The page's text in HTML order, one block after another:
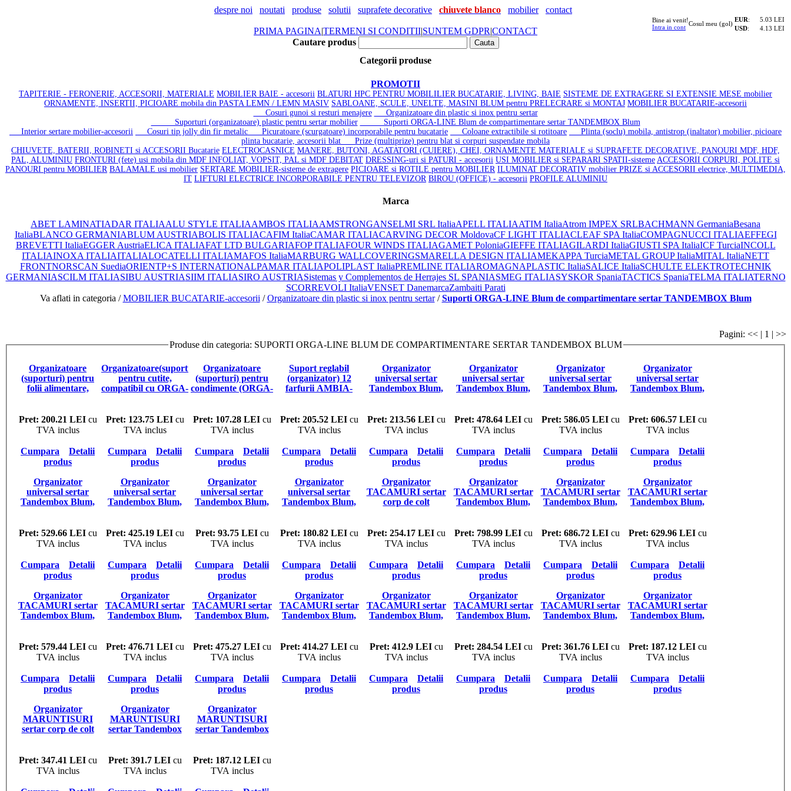
despre noi noutati produse solutii suprafete decorative chiuvete blanco mobilier contact
Bine ai venit!
Intra in cont Cosul meu (gol)
EUR:
5.03 LEI
USD: 4.13 LEI
PRIMA PAGINA|TERMENI SI CONDITII|SUNTEM GDPR|CONTACT
Cautare produs
Categorii produse
PROMOTII
TAPITERIE - FERONERIE, ACCESORII, MATERIALE MOBILIER BAIE - accesorii BLATURI HPC PENTRU MOBILILIER BUCATARIE, LIVING, BAIE SISTEME DE EXTRAGERE SI EXTENSIE MESE mobilier
ORNAMENTE, INSERTII, PICIOARE mobila din PASTA LEMN / LEMN MASIV SABLOANE, SCULE, UNELTE, MASINI BLUM pentru PRELECRARE si MONTAJ MOBILIER BUCATARIE-accesorii
Cosuri gunoi si resturi menajere
Organizatoare din plastic si inox pentru sertar
Suporturi (organizatoare) plastic pentru sertar mobilier
Suporti ORGA-LINE Blum de compartimentare sertar TANDEMBOX Blum
Interior sertare mobilier-accesorii
Cosuri tip jolly din fir metalic Picuratoare (scurgatoare) incorporabile pentru bucatarie Coloane extractibile si rotitoare
Plinta (soclu) mobila, antistrop (inaltator) mobilier, picioare
plinta bucatarie, accesorii blat
Prize (multiprize) pentru blat si corpuri suspendate mobila
CHIUVETE, BATERII, ROBINETI si ACCESORII Bucatarie ELECTROCASNICE MANERE, BUTONI, AGATATORI (CUIERE), CHEI, ORNAMENTE MATERIALE si SUPRAFETE DECORATIVE, PANOURI MDF, HDF,
PAL, ALUMINIU FRONTURI (fete) usi mobila din MDF INFOLIAT, VOPSIT, PAL si MDF DEBITAT DRESSING-uri si PATURI - accesorii USI MOBILIER si SEPARARI SPATII-sisteme ACCESORII CORPURI, POLITE si
PANOURI pentru MOBILIER BALAMALE usi mobilier SERTARE MOBILIER-sisteme de extragere PICIOARE si ROTILE pentru MOBILIER ILUMINAT DECORATIV mobilier PRIZE si ACCESORII electrice, MULTIMEDIA,
IT LIFTURI ELECTRICE INCORPORABILE PENTRU TELEVIZOR BIROU (OFFICE) - accesorii PROFILE ALUMINIU
Marca
ABET LAMINATIADAR ITALIAALU STYLE ITALIAAMBOS ITALIAAMSTRONGANSELMI SRL ItaliaAPELL ITALIAATIM ItaliaAtrom IMPEX SRLBACHMANN GermaniaBesana
ItaliaBLANCO GERMANIABLUM AUSTRIABOLIS ITALIACAFIM ItaliaCAMAR ITALIACARVING DECOR MoldovaCF LIGHT ITALIACLEAF SPA ItaliaCOMPAGNUCCI ITALIAEFFEGI
BREVETTI ItaliaEGGER AustriaELICA ITALIAFAT LTD BULGARIAFOP ITALIAFOUR WINDS ITALIAGAMET PoloniaGIEFFE ITALIAGILARDI ItaliaGIUSTI SPA ItaliaICF TurciaINCOLL
ITALIAINOXA ITALIAITALIALOCATELLI ITALIAMAFOS ItaliaMARBURG WALLCOVERINGSMARELLA DESIGN ITALIAMEKAPPA TurciaMETAL GROUP ItaliaMITAL ItaliaNETT
FRONTNORSCAN SuediaORIENTP+S INTERNATIONALPAMAR ITALIAPOLIPLAST ItaliaPREMLINE ITALIAROMAGNAPLASTIC ItaliaSALICE ItaliaSCHULTE ELEKTROTECHNIK
GERMANIASCILM ITALIASIBU AUSTRIASIIM ITALIASIRO AUSTRIASistemas y Complementos de Herrajes SL SPANIASMEG ITALIASYSKOR SpaniaTACTICS SpaniaTELMA ITALIATERNO
SCORREVOLI ItaliaVENSET DanemarcaZambaiti Parati
Va aflati in categoria /MOBILIER BUCATARIE-accesorii /Organizatoare din plastic si inox pentru sertar/Suporti ORGA-LINE Blum de compartimentare sertar TANDEMBOX Blum
Pagini: << | 1 | >>
Produse din categoria: SUPORTI ORGA-LINE BLUM DE COMPARTIMENTARE SERTAR TANDEMBOX BLUM
Organizatoare
(suporturi) pentru
folii alimentare,
Pret: 200.21 LEIcu
TVA inclus
Cumpara
Detalii
produs
Organizatoare(suporturi)
pentru cutite,
compatibil cu ORGA-
Pret: 123.75 LEIcu
TVA inclus
Cumpara
Detalii
produs
Organizatoare
(suporturi) pentru
condimente (ORGA-
Pret: 107.28 LEIcu
TVA inclus
Cumpara
Detalii
produs
Suport reglabil
(organizator) 12
farfurii AMBIA-
Pret: 205.52 LEIcu
TVA inclus
Cumpara
Detalii
produs
Organizator
universal sertar
Tandembox Blum,
adancime nominala
600mm
Pret: 213.56 LEIcu
TVA inclus
Cumpara
Detalii
produs
Organizator
universal sertar
Tandembox Blum,
taiat, lat 1200mm,
adancime 500mm
Pret: 478.64 LEIcu
TVA inclus
Cumpara
Detalii
produs
Organizator
universal sertar
Tandembox Blum,
taiat, lat 1000mm,
adancime 450mm
Pret: 586.05 LEIcu
TVA inclus
Cumpara
Detalii
produs
Organizator
universal sertar
Tandembox Blum,
taiat, lat 900mm,
adancime 500mm
Pret: 606.57 LEIcu
TVA inclus
Cumpara
Detalii
produs
Organizator
universal sertar
Tandembox Blum,
taiat, lat 800mm,
adancime 500mm
Pret: 529.66 LEIcu
TVA inclus
Cumpara
Detalii
produs
Organizator
universal sertar
Tandembox Blum,
taiat, lat 600mm,
adancime 500mm,
Pret: 425.19 LEIcu
TVA inclus
Cumpara
Detalii
produs
Organizator
universal sertar
Tandembox Blum,
taiat, lat 400-550mm,
adancime 500mm
Pret: 93.75 LEIcu
TVA inclus
Cumpara
Detalii
produs
Organizator
universal sertar
Tandembox Blum,
taiat, lat 275-300mm,
adancime 500mm
Pret: 180.82 LEIcu
TVA inclus
Cumpara
Detalii
produs
Organizator
TACAMURI sertar
corp de colt
adancime 600mm
Pret: 254.17 LEIcu
TVA inclus
Cumpara
Detalii
produs
Organizator
TACAMURI sertar
Tandembox Blum,
Pret: 798.99 LEIcu
TVA inclus
Cumpara
Detalii
produs
Organizator
TACAMURI sertar
Tandembox Blum,
Pret: 686.72 LEIcu
TVA inclus
Cumpara
Detalii
produs
Organizator
TACAMURI sertar
Tandembox Blum,
Pret: 629.96 LEIcu
TVA inclus
Cumpara
Detalii
produs
Organizator
TACAMURI sertar
Tandembox Blum,
Pret: 579.44 LEIcu
TVA inclus
Cumpara
Detalii
produs
Organizator
TACAMURI sertar
Tandembox Blum,
Pret: 476.71 LEIcu
TVA inclus
Cumpara
Detalii
produs
Organizator
TACAMURI sertar
Tandembox Blum,
Pret: 475.27 LEIcu
TVA inclus
Cumpara
Detalii
produs
Organizator
TACAMURI sertar
Tandembox Blum,
Pret: 414.27 LEIcu
TVA inclus
Cumpara
Detalii
produs
Organizator
TACAMURI sertar
Tandembox Blum,
Pret: 412.9 LEIcu
TVA inclus
Cumpara
Detalii
produs
Organizator
TACAMURI sertar
Tandembox Blum,
Pret: 284.54 LEIcu
TVA inclus
Cumpara
Detalii
produs
Organizator
TACAMURI sertar
Tandembox Blum,
adancime 500mm
Pret: 361.76 LEIcu
TVA inclus
Cumpara
Detalii
produs
Organizator
TACAMURI sertar
Tandembox Blum,
Pret: 187.12 LEIcu
TVA inclus
Cumpara
Detalii
produs
Organizator
MARUNTISURI
sertar corp de colt
adancime 600mm
Pret: 347.41 LEIcu
TVA inclus
Organizator
MARUNTISURI
sertar Tandembox
adancime 500mm
Pret: 391.7 LEIcu
TVA inclus
Organizator
MARUNTISURI
sertar Tandembox
adancime 500mm
Pret: 187.12 LEIcu
TVA inclus